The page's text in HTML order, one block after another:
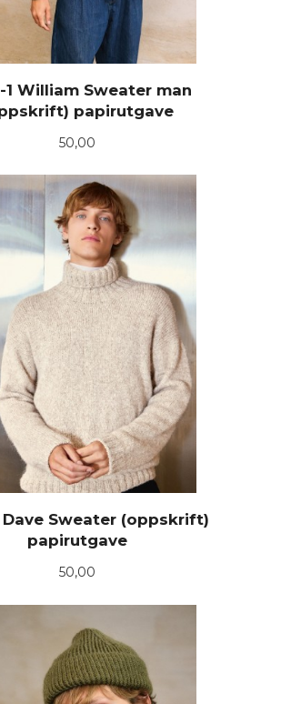
1 William Sweater man
papirutgave
Pris
50,00
Dave Sweater (oppskrift)
papirutgave
Pris
50,00